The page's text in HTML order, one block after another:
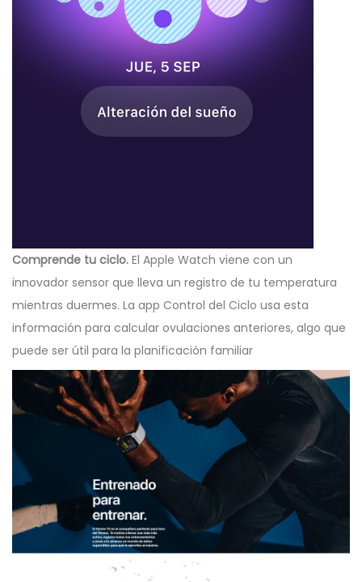
Comprende tu ciclo. El Apple Watch viene con un
innovador sensor que lleva un registro de tu temperatura
mientras duermes. La app Control del Ciclo usa esta
información para calcular ovulaciones anteriores, algo que
puede ser útil para la planificación familiar